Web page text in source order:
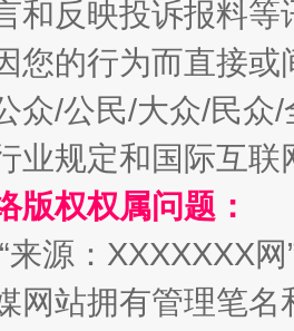
一次搞定
和反映投诉报料
您的行为而直接
众/公民/大众/民
业规定和国际互
版权权属问题：
来源：XXXXXXX
网站拥有管理笔